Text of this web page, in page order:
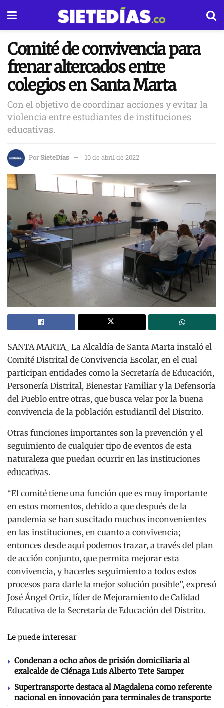
Comité de convivencia para
frenar altercados entre
colegios en Santa Marta
Con el objetivo de coordinar acciones y evitar la
violencia entre estudiantes de instituciones
educativas.
PorSieteDías 10 de abril de 2022
SANTA MARTA_ La Alcaldía de Santa Marta instaló el
Comité Distrital de Convivencia Escolar, en el cual
participan entidades como la Secretaría de Educación,
Personería Distrital, Bienestar Familiar y la Defensoría
del Pueblo entre otras, que busca velar por la buena
convivencia de la población estudiantil del Distrito.
Otras funciones importantes son la prevención y el
seguimiento de cualquier tipo de eventos de esta
naturaleza que puedan ocurrir en las instituciones
educativas.
“El comité tiene una función que es muy importante
en estos momentos, debido a que después de la
pandemia se han suscitado muchos inconvenientes
en las instituciones, en cuanto a convivencia;
entonces desde aquí podemos trazar, a través del plan
de acción conjunto, que permita mejorar esta
convivencia, y hacerles seguimiento a todos estos
procesos para darle la mejor solución posible”, expresó
José Ángel Ortiz, líder de Mejoramiento de Calidad
Educativa de la Secretaría de Educación del Distrito.
Le puede interesar
Condenan a ocho años de prisión domiciliaria al
exalcalde de Ciénaga Luis Alberto Tete Samper
Supertransporte destaca al Magdalena como referente
nacional en innovación para terminales de transporte